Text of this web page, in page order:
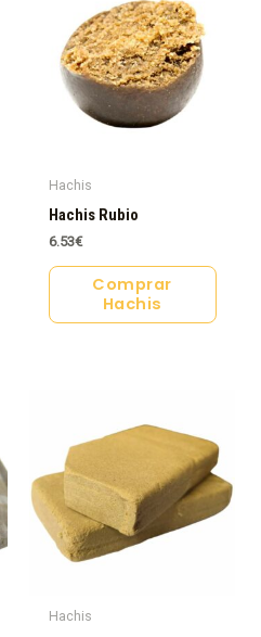
Hachis
Hachis Rubio
6.53€
Comprar
Hachis
Hachis